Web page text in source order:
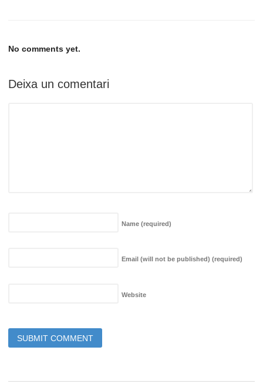
No comments yet.
Deixa un comentari
Name (required)
Email (will not be published) (required)
Website